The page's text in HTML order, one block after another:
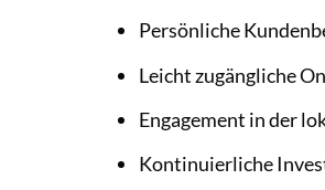
Persönliche
Leicht zugängliche
Engagement in der
Kontinuierliche